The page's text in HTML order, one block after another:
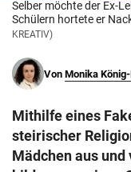
Selber möchte der Ex-
Schülern hortete er
KREATIV)
Von Monika
Mithilfe eines
steirischer
Mädchen aus